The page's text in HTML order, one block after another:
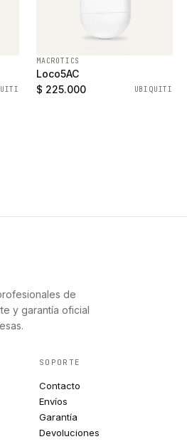
MACROTICS
Loco5AC
$ 225.000
UBIQUITI
de
y garantía oficial
SOPORTE
Contacto
Envíos
Garantía
Devoluciones